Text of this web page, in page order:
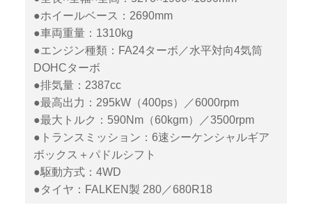
●ホイールベース：2690mm
●車両重量：1310kg
●エンジン種類：FA24ターボ／水平対向4気筒
DOHCターボ
●排気量：2387cc
●最高出力：295kW（400ps）／6000rpm
●最大トルク：590Nm（60kgm）／3500rpm
●トランスミッション：6速シーケンシャルギア
ボックス＋パドルシフト
●駆動方式：4WD
●タイヤ：FALKEN製 280／680R18